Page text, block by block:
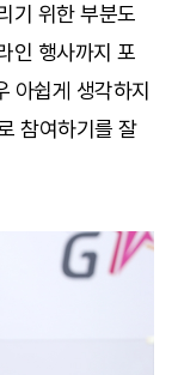
기 위한 부분도
인 행사까지 포
아쉽게 생각하지
참여하기를 잘